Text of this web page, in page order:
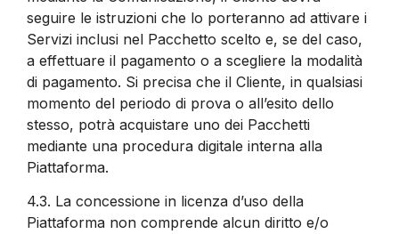
seguire le istruzioni che lo porteranno ad attivare i
Servizi inclusi nel Pacchetto scelto e, se del caso,
a effettuare il pagamento o a scegliere la modalità
di pagamento. Si precisa che il Cliente, in qualsiasi
momento del periodo di prova o all’esito dello
stesso, potrà acquistare uno dei Pacchetti
mediante una procedura digitale interna alla
Piattaforma.
4.3. La concessione in licenza d’uso della
Piattaforma non comprende alcun diritto e/o